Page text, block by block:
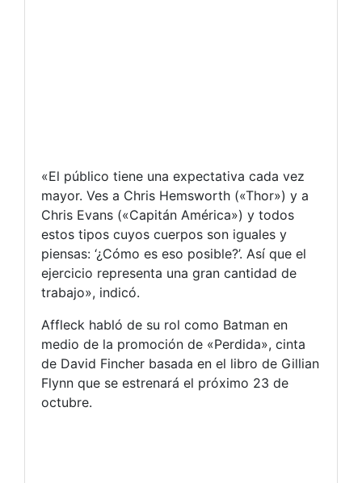
«El público tiene una expectativa cada vez
mayor. Ves a Chris Hemsworth («Thor») y a
Chris Evans («Capitán América») y todos
estos tipos cuyos cuerpos son iguales y
piensas: ‘¿Cómo es eso posible?’. Así que el
ejercicio representa una gran cantidad de
trabajo», indicó.
Affleck habló de su rol como Batman en
medio de la promoción de «Perdida», cinta
de David Fincher basada en el libro de Gillian
Flynn que se estrenará el próximo 23 de
octubre.